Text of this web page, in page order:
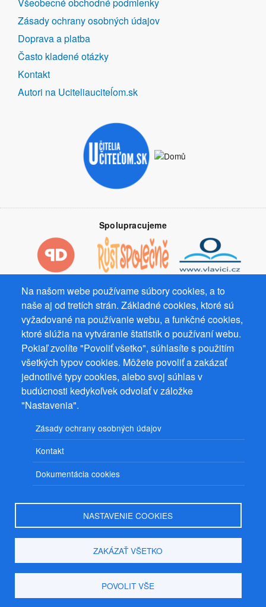
Na našom webe používame súbory cookies, a to
naše aj od tretích strán. Základné cookies, ktoré sú
vyžadované na používanie webu, a funkčné cookies,
ktoré slúžia na vytváranie štatistík o používaní webu.
Pokiaľ zvolíte "Povoliť všetko", súhlasíte s použitím
všetkých typov cookies. Môžete povoliť a zakázať
jednotlivé typy cookies, alebo svoj súhlas v
budúcnosti kedykoľvek odvolať v záložke
"Nastavenia".
Zásady ochrany osobných údajov
Kontakt
Dokumentácia cookies
NASTAVENIE COOKIES
ZAKÁZAŤ VŠETKO
POVOLIT VŠE
ODKAZY
Všeobecné obchodné podmienky
Zásady ochrany osobných údajov
Doprava a platba
Často kladené otázky
Kontakt
Autori na Uciteliauciteĺom.sk
Spolupracujeme
Prevádzkovateľ: Mgr. Bc. Žaneta Radimecká, MBA, Ostrov 256, 561
22 Ostrov, IČ 08993033, DIČ CZ9161263958
© 2026PuzzleWebss.r.o.